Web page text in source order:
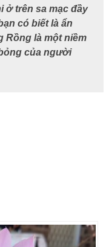
ở trên sa mạc đầy
có biết là ẩn
Rồng là một niềm
của người